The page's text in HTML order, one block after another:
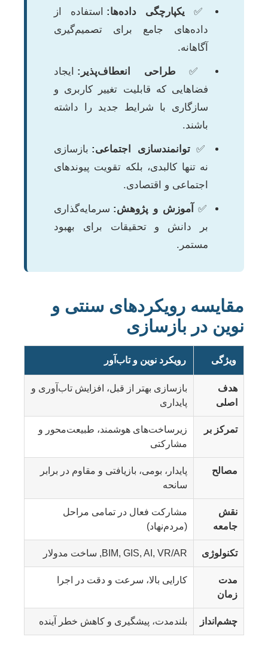
✅ یکپارچگی داده‌ها: استفاده از
داده‌های جامع برای تصمیم‌گیری
آگاهانه.
✅ طراحی انعطاف‌پذیر: ایجاد
فضاهایی که قابلیت تغییر کاربری و
سازگاری با شرایط جدید را داشته
باشند.
✅توانمندسازی اجتماعی: بازسازی
نه تنها کالبدی، بلکه تقویت پیوندهای
اجتماعی و اقتصادی.
✅ آموزش و پژوهش: سرمایه‌گذاری
بر دانش و تحقیقات برای بهبود
مستمر.
مقایسه رویکردهای سنتی و
نوین در بازسازی
ویژگی رویکرد نوین و تاب‌آور
هدف
اصلی
بازسازی بهتر از قبل، افزایش تاب‌آوری و
پایداری
تمرکز بر
زیرساخت‌های هوشمند، طبیعت‌محور و
مشارکتی
مصالح
پایدار، بومی، بازیافتی و مقاوم در برابر
سانحه
نقش
جامعه
مشارکت فعال در تمامی مراحل
(مردم‌نهاد)
تکنولوژی BIM, GIS, AI, VR/AR, ساخت مدولار
مدت
زمان
کارایی بالا، سرعت و دقت در اجرا
چشم‌انداز بلندمدت، پیشگیری و کاهش خطر آینده